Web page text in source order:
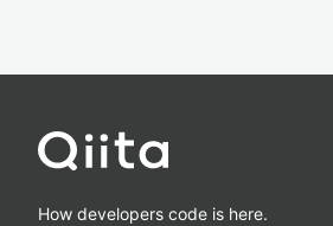
How developers code is here.